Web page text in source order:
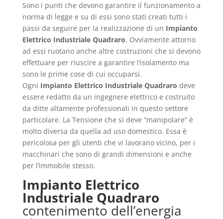
Sono i punti che devono garantire il funzionamento a
norma di legge e su di essi sono stati creati tutti i
passi da seguire per la realizzazione di un Impianto
Elettrico Industriale Quadraro. Ovviamente attorno
ad essi ruotano anche altre costruzioni che si devono
effettuare per riuscire a garantire l’isolamento ma
sono le prime cose di cui occuparsi.
Ogni Impianto Elettrico Industriale Quadraro deve
essere redatto da un ingegnere elettrico e costruito
da ditte altamente professionali in questo settore
particolare. La Tensione che si deve “manipolare” è
molto diversa da quella ad uso domestico. Essa è
pericolosa per gli utenti che vi lavorano vicino, per i
macchinari che sono di grandi dimensioni e anche
per l’immobile stesso.
Impianto Elettrico
Industriale Quadraro
contenimento dell’energia